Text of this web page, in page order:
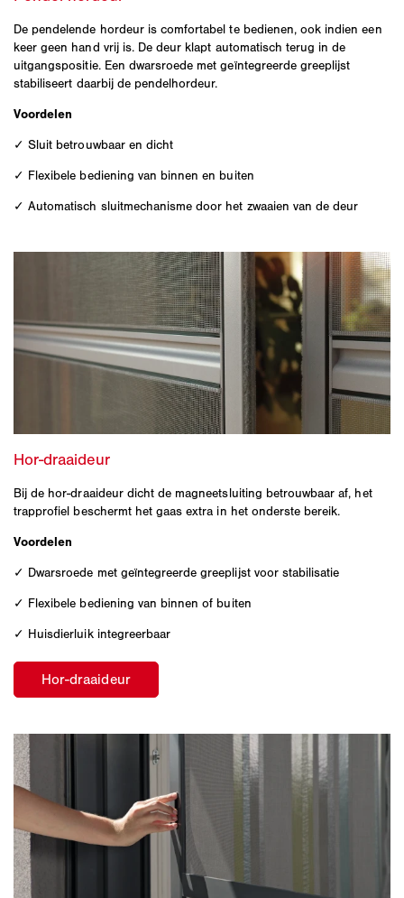
De pendelende hordeur is comfortabel te bedienen, ook indien een
keer geen hand vrij is. De deur klapt automatisch terug in de
uitgangspositie. Een dwarsroede met geïntegreerde greeplijst
stabiliseert daarbij de pendelhordeur.
Voordelen
✓ Sluit betrouwbaar en dicht
✓ Flexibele bediening van binnen en buiten
✓ Automatisch sluitmechanisme door het zwaaien van de deur
Bij de hor-draaideur dicht de magneetsluiting betrouwbaar af, het
trapprofiel beschermt het gaas extra in het onderste bereik.
Voordelen
✓ Dwarsroede met geïntegreerde greeplijst voor stabilisatie
✓ Flexibele bediening van binnen of buiten
✓ Huisdierluik integreerbaar